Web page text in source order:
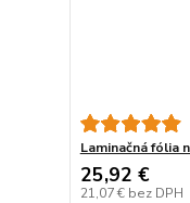
Laminačná fólia
25,92 €
21,07 € bez DPH